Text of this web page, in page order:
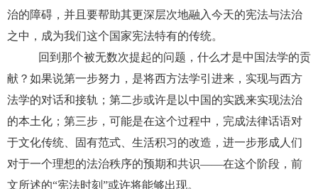
治的障碍，并且要帮助其更深层次地融入今天的宪法与法治
之中，成为我们这个国家宪法特有的传统。
回到那个被无数次提起的问题，什么才是中国法学的贡
献？如果说第一步努力，是将西方法学引进来，实现与西方
法学的对话和接轨；第二步或许是以中国的实践来实现法治
的本土化；第三步，可能是在这个过程中，完成法律话语对
于文化传统、固有范式、生活积习的改造，进一步形成人们
对于一个理想的法治秩序的预期和共识——在这个阶段，前
文所述的“宪法时刻”或许将能够出现。